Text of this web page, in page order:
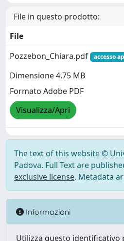
File in questo prodotto:
File
Pozzebon_Chiara.pdf
accesso
Dimensione 4.75 MB
Formato Adobe PDF
Visualizza/Apri
The text of this website ©
Padova. Full Text are
exclusive license. Metadata
Informazioni
Utilizza questo identificativo